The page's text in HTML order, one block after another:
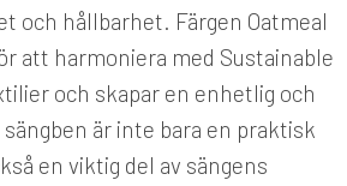
och hållbarhet. Färgen Oatmeal
att harmoniera med Sustainable
och skapar en enhetlig och
är inte bara en praktisk
en viktig del av sängens